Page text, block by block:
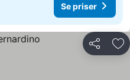
Se priser
Del